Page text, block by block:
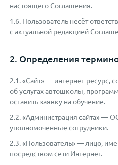
настоящего Соглашения.
1.6. Пользователь несёт
с актуальной редакцией
2. Определения
2.1. «Сайт» — интернет-
об услугах автошколы,
оставить заявку на обучение.
2.2. «Администрация сайта» —
уполномоченные сотрудники.
2.3. «Пользователь» — лицо,
посредством сети Интернет.